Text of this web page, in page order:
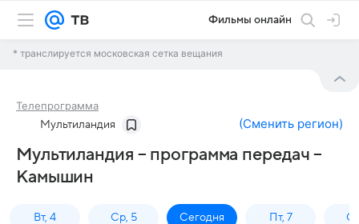
Фильмы онлайн
* транслируется московская сетка вещания
Телепрограмма
Мультиландия (Сменить регион)
Мультиландия – программа передач –
Камышин
Вт, 4 Ср, 5 Сегодня Пт, 7